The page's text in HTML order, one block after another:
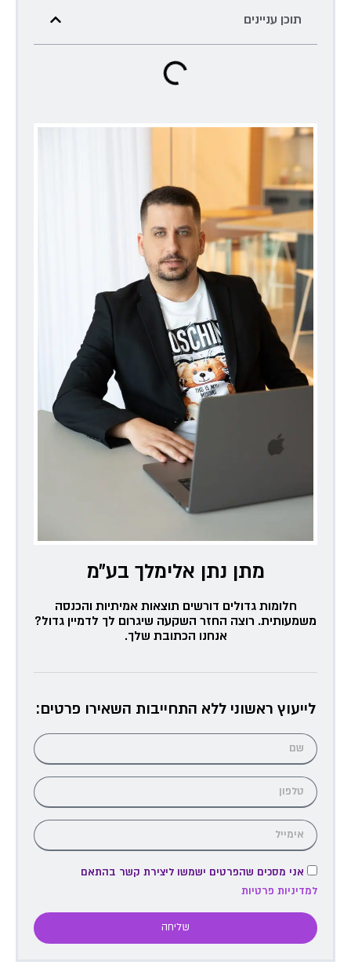
תוכן עניינים
מתן נתן אלימלך בע״מ
חלומות גדולים דורשים תוצאות אמיתיות והכנסה
משמעותית. רוצה החזר השקעה שיגרום לך לדמיין גדול?
אנחנו הכתובת שלך.
לייעוץ ראשוני ללא התחייבות השאירו פרטים:
אני מסכים שהפרטים ישמשו ליצירת קשר בהתאם
למדיניות פרטיות
שליחה